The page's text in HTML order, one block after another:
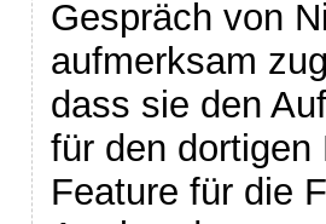
Gespräch von
aufmerksam
dass sie den
für den
Feature für die